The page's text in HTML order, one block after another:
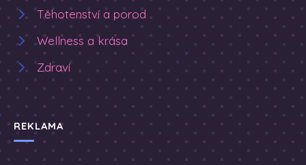
Těhotenství a porod
Wellness a krása
Zdraví
REKLAMA